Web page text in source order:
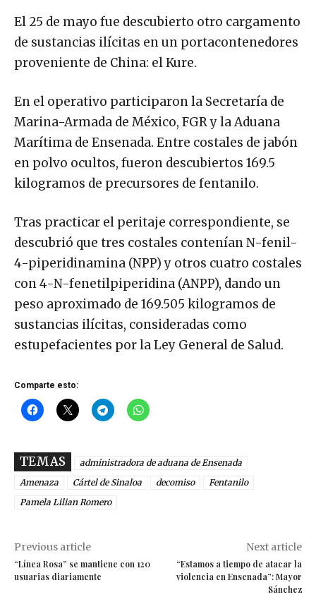
El 25 de mayo fue descubierto otro cargamento
de sustancias ilícitas en un portacontenedores
proveniente de China: el Kure.
En el operativo participaron la Secretaría de
Marina-Armada de México, FGR y la Aduana
Marítima de Ensenada. Entre costales de jabón
en polvo ocultos, fueron descubiertos 169.5
kilogramos de precursores de fentanilo.
Tras practicar el peritaje correspondiente, se
descubrió que tres costales contenían N-fenil-
4-piperidinamina (NPP) y otros cuatro costales
con 4-N-fenetilpiperidina (ANPP), dando un
peso aproximado de 169.505 kilogramos de
sustancias ilícitas, consideradas como
estupefacientes por la Ley General de Salud.
Comparte esto:
TEMAS
administradora de aduana de Ensenada
Amenaza
Cártel de Sinaloa decomiso
Fentanilo
Pamela Lilian Romero
Previous article
“Línea Rosa” se mantiene con 120
usuarias diariamente
Next article
“Estamos a tiempo de atacar la
violencia en Ensenada”: Mayor
Sánchez